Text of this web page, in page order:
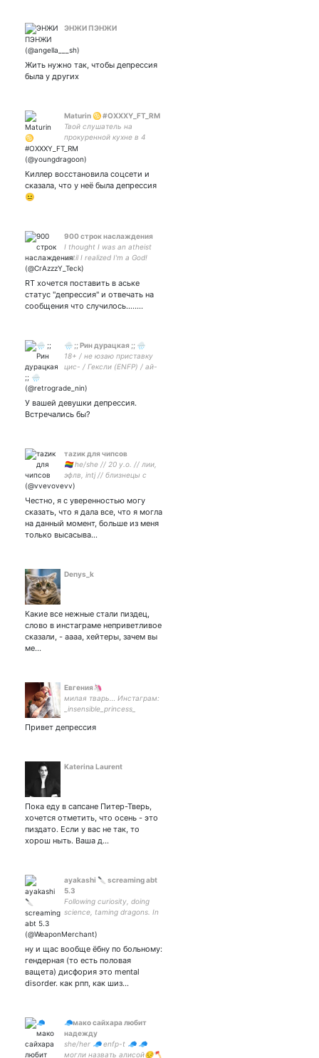
ЭНЖИ ПЭНЖИ
Жить нужно так, чтобы депрессия
была у других
Maturin ♋ #OXXXY_FT_RM
Твой слушатель на
прокуренной кухне в 4
утра/Joker as a lifestyle/Бог
нового мира,безумный
ты иди нахуй #GZB #ATINY
#army #blackjack
Киллер восстановила соцсети и
сказала, что у неё была депрессия
😐
900 строк наслаждения
I thought I was an atheist
until I realized I'm a God!
RT хочется поставить в аське
статус "депрессия" и отвечать на
сообщения что случилось........
🌧️ ;; Рин дурацкая ;; 🌧️
18+ / не юзаю приставку
цис- / Гексли (ENFP) / ай-
vld / bsd /
У вашей девушки депрессия.
Встречались бы?
таzик для чипсов
🏳️‍🌈 he/she // 20 y.o. // лии,
эфлв, intj // близнецы с
луной в козероге //
мой Макото -
Честно, я с уверенностью могу
сказать, что я дала все, что я могла
на данный момент, больше из меня
только высасыва…
Denys_k
Какие все нежные стали пиздец,
слово в инстаграме неприветливое
сказали, - аааа, хейтеры, зачем вы
ме…
Евгения🦄
милая тварь… Инстаграм:
_insensible_princess_
Привет депрессия
Katerina Laurent
Пока еду в сапсане Питер-Тверь,
хочется отметить, что осень - это
пиздато. Если у вас не так, то
хорош ныть. Ваша д…
ayakashi 🔪 screaming abt
5.3
Following curiosity, doing
science, taming dragons. In
antagonists.丨Eng, Ру, 日本
語 丨ff14丨ゼノ光💜
ну и щас вообще ёбну по больному:
гендерная (то есть половая
ващета) дисфория это mental
disorder. как рпп, как шиз…
🧢мако сайхара любит
надежду
she/her 🧢 enfp-t 🧢 🧢
могли назвать алисой😔🪓